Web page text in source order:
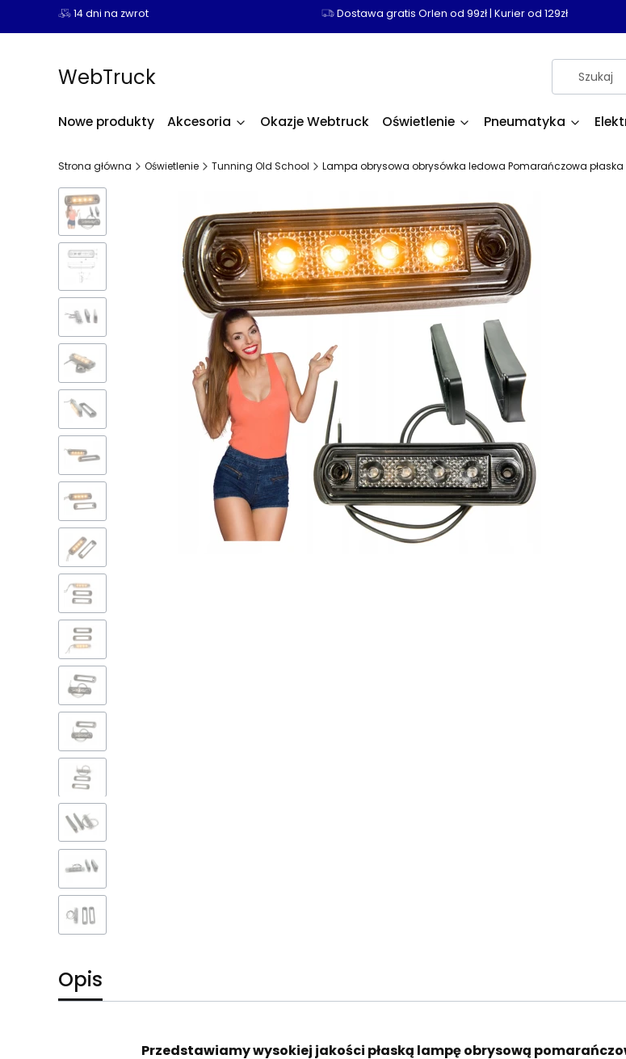
14 dni na zwrot Dostawa gratis Orlen od 99zł | Kurier od 129zł
WebTruck
Nowe produkty Akcesoria Okazje Webtruck Oświetlenie Pneumatyka
Strona główna Oświetlenie Tunning Old School Lampa obrysowa obrysówka ledowa Pomarańczowa płaska
Opis
Przedstawiamy wysokiej jakości płaską lampę obrysową